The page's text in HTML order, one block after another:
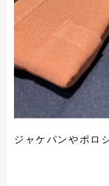
ジャケパンやポロ